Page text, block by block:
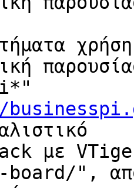
board/",